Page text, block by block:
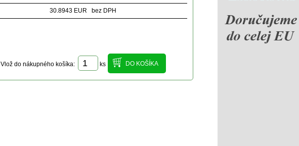
30.8943 EUR bez DPH
Vlož do nákupného košíka: ks